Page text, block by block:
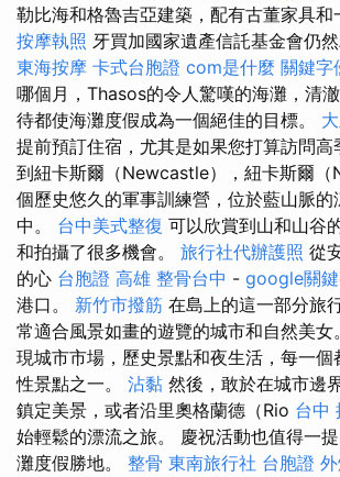
勒比海和格魯吉亞建築，配有古董家具和
按摩執照 牙買加國家遺產信託基金會仍然
東海按摩 卡式台胞證 com是什麼 關鍵字
哪個月，Thasos的令人驚嘆的海灘，清
待都使海灘度假成為一個絕佳的目標。
提前預訂住宿，尤其是如果您打算訪問
到紐卡斯爾（Newcastle），紐卡斯爾
個歷史悠久的軍事訓練營，位於藍山脈的
中。 台中美式整復 可以欣賞到山和山谷
和拍攝了很多機會。 旅行社代辦護照 從
的心 台胞證 高雄 整骨台中 - google關
港口。 新竹市撥筋 在島上的這一部分旅
常適合風景如畫的遊覽的城市和自然美女
現城市市場，歷史景點和夜生活，每一個
性景點之一。 沾黏 然後，敢於在城市邊
鎮定美景，或者沿里奧格蘭德（Rio 台中
始輕鬆的漂流之旅。 慶祝活動也值得一
灘度假勝地。 整骨 東南旅行社 台胞證